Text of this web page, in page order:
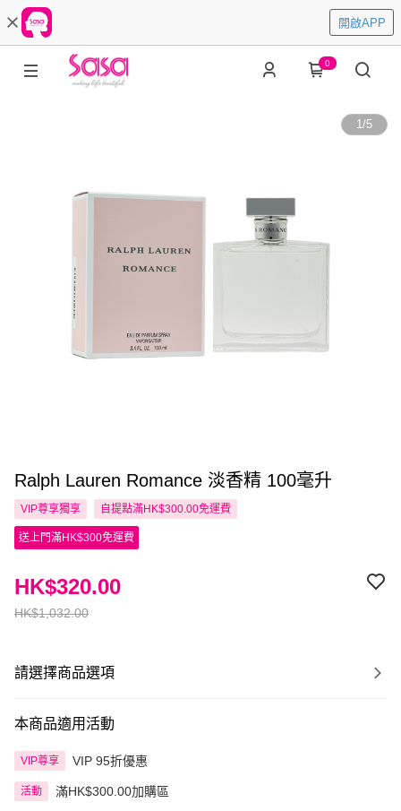
開啟APP
0
1/5
Ralph Lauren Romance 淡香精 100毫升
VIP尊享獨享 自提點滿HK$300.00免運費
送上門滿HK$300免運費
HK$1,032.00
HK$320.00
請選擇商品選項
本商品適用活動
VIP尊享 VIP 95折優惠
活動 滿HK$300.00加購區